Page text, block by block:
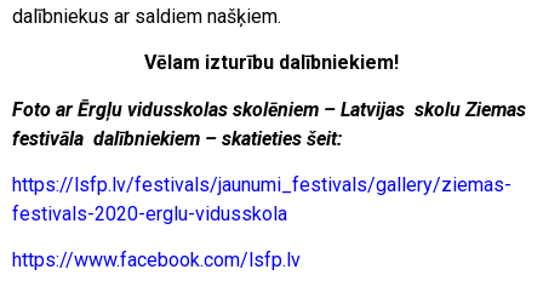
dalībniekus ar saldiem našķiem.
Vēlam izturību dalībniekiem!
Foto ar Ērgļu vidusskolas skolēniem – Latvijas skolu Ziemas
festivāla dalībniekiem – skatieties šeit:
https://lsfp.lv/festivals/jaunumi_festivals/gallery/ziemas-
festivals-2020-erglu-vidusskola
https://www.facebook.com/lsfp.lv